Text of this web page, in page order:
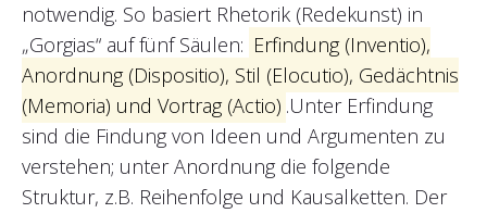
notwendig. So basiert Rhetorik (Redekunst) in
„Gorgias“ auf fünf Säulen: Erfindung (Inventio),
Anordnung (Dispositio), Stil (Elocutio), Gedächtnis
(Memoria) und Vortrag (Actio) .Unter Erfindung
sind die Findung von Ideen und Argumenten zu
verstehen; unter Anordnung die folgende
Struktur, z.B. Reihenfolge und Kausalketten. Der